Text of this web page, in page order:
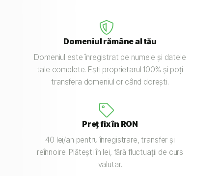
Domeniul rămâne al tău
Domeniul este înregistrat pe numele și datele
tale complete. Ești proprietarul 100% și poți
transfera domeniul oricând dorești.
Preț fix în RON
40 lei/an pentru înregistrare, transfer și
reînnoire. Plătești în lei, fără fluctuații de curs
valutar.